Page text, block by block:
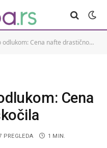
Cena nafte drastično skočila
Cena
PREGLEDA 1 MIN.